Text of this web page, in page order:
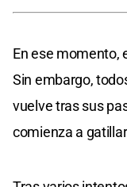
En ese momento,
Sin embargo,
vuelve tras sus
comienza a